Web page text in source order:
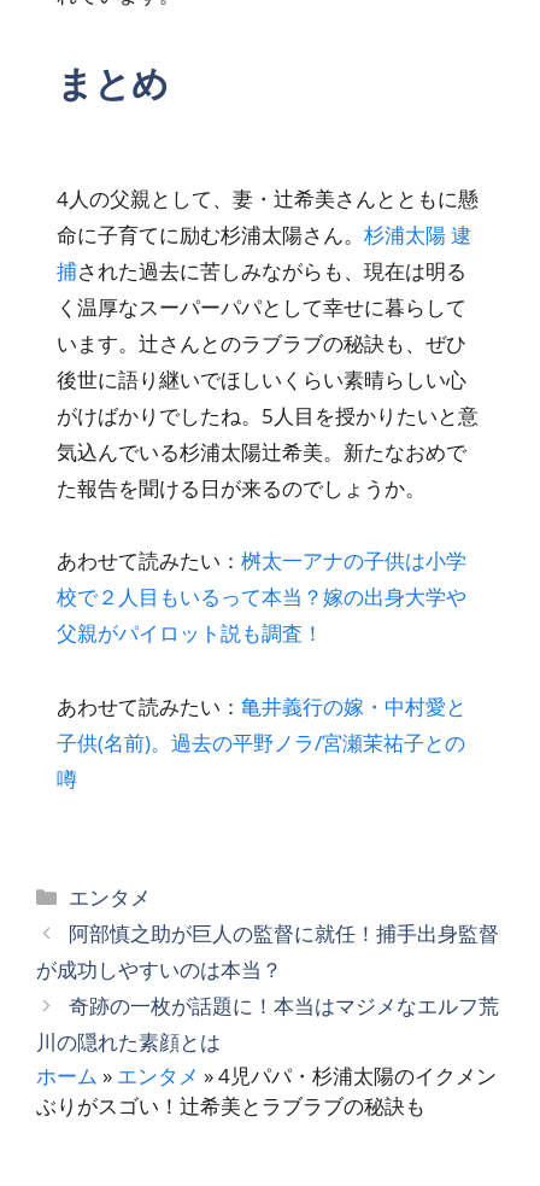
まとめ
4人の父親として、妻・辻希美さんとともに懸
命に子育てに励む杉浦太陽さん。 杉浦太陽 逮
捕された過去に苦しみながらも、現在は明る
く温厚なスーパーパパとして幸せに暮らして
います。辻さんとのラブラブの秘訣も、ぜひ
後世に語り継いでほしいくらい素晴らしい心
がけばかりでしたね。5人目を授かりたいと意
気込んでいる杉浦太陽辻希美。新たなおめで
た報告を聞ける日が来るのでしょうか。
あわせて読みたい： 桝太一アナの子供は小学
校で２人目もいるって本当？嫁の出身大学や
父親がパイロット説も調査！
あわせて読みたい： 亀井義行の嫁・中村愛と
子供(名前)。過去の平野ノラ/宮瀬茉祐子との
噂
カ
テ
ゴ
リ
ー
エンタメ
阿部慎之助が巨人の監督に就任！捕手出身監督
が成功しやすいのは本当？
奇跡の一枚が話題に！本当はマジメなエルフ荒
川の隠れた素顔とは
ホーム » エンタメ »4児パパ・杉浦太陽のイクメン
ぶりがスゴい！辻希美とラブラブの秘訣も